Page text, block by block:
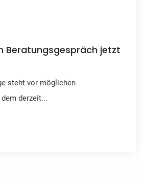
Beratungsgespräch jetzt
steht vor möglichen
derzeit...